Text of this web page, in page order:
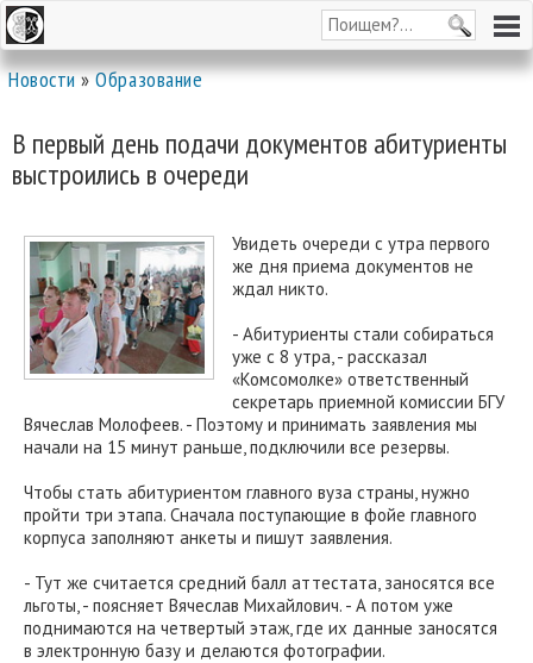
Новости»Образование
В первый день подачи документов абитуриенты
выстроились в очереди
Увидеть очереди с утра первого
же дня приема документов не
ждал никто.
- Абитуриенты стали собираться
уже с 8 утра, - рассказал
«Комсомолке» ответственный
секретарь приемной комиссии БГУ
Вячеслав Молофеев. - Поэтому и принимать заявления мы
начали на 15 минут раньше, подключили все резервы.
Чтобы стать абитуриентом главного вуза страны, нужно
пройти три этапа. Сначала поступающие в фойе главного
корпуса заполняют анкеты и пишут заявления.
- Тут же считается средний балл аттестата, заносятся все
льготы, - поясняет Вячеслав Михайлович. - А потом уже
поднимаются на четвертый этаж, где их данные заносятся
в электронную базу и делаются фотографии.